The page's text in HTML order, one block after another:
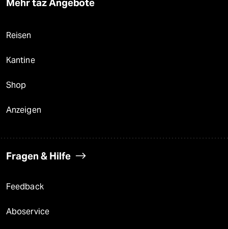
Mehr taz Angebote
Reisen
Kantine
Shop
Anzeigen
Fragen & Hilfe
Feedback
Aboservice